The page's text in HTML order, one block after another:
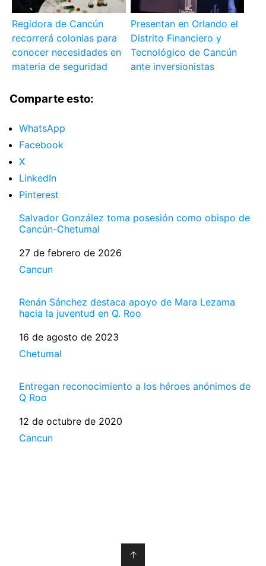
Regidora de Cancún
recorrerá colonias para
conocer necesidades en
materia de seguridad
Presentan en Orlando el
Distrito Financiero y
Tecnológico de Cancún
ante inversionistas
Comparte esto:
WhatsApp
Facebook
X
LinkedIn
Pinterest
Salvador González toma posesión como obispo de
Cancún-Chetumal
Fecha
27 de febrero de 2026
Respecto a
Cancun
Renán Sánchez destaca apoyo de Mara Lezama
hacia la juventud en Q. Roo
Fecha
16 de agosto de 2023
Respecto a
Chetumal
Entregan reconocimiento a los héroes anónimos de
Q Roo
Fecha
12 de octubre de 2020
Respecto a
Cancun
↑